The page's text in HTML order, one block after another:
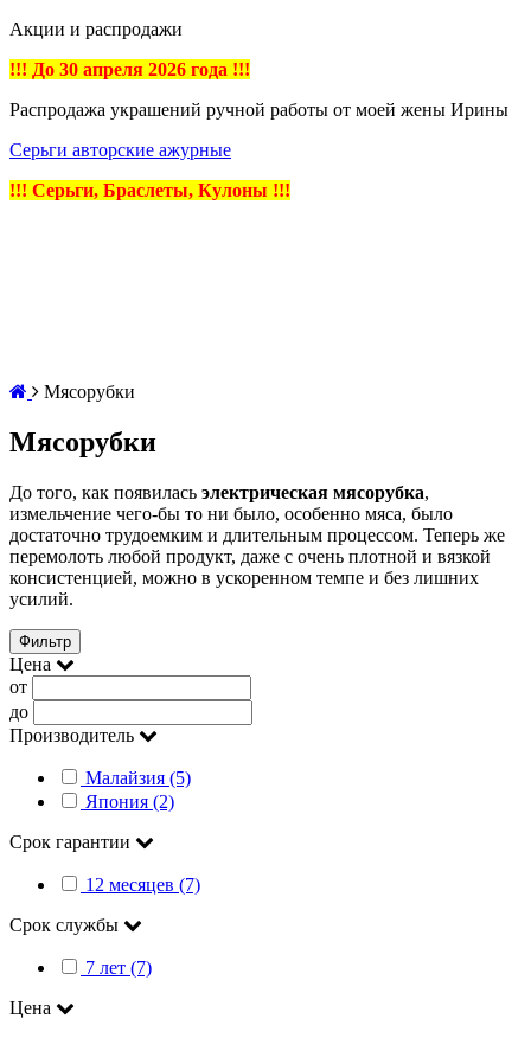
Акции и распродажи
!!! До 30 апреля 2026 года !!!
Распродажа украшений ручной работы от моей жены Ирины
Серьги авторские ажурные
!!! Серьги, Браслеты, Кулоны !!!
Мясорубки
Мясорубки
До того, как появилась электрическая мясорубка,
измельчение чего-бы то ни было, особенно мяса, было
достаточно трудоемким и длительным процессом. Теперь же
перемолоть любой продукт, даже с очень плотной и вязкой
консистенцией, можно в ускоренном темпе и без лишних
усилий.
Фильтр
Цена
от
до
Производитель
Малайзия (5)
Япония (2)
Срок гарантии
12 месяцев (7)
Срок службы
7 лет (7)
Цена